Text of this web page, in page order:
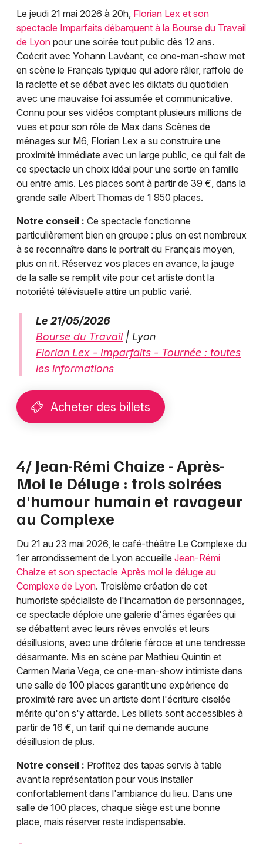
Le jeudi 21 mai 2026 à 20h, Florian Lex et son
spectacle Imparfaits débarquent à la Bourse du Travail
de Lyon pour une soirée tout public dès 12 ans.
Coécrit avec Yohann Lavéant, ce one-man-show met
en scène le Français typique qui adore râler, raffole de
la raclette et se débat avec les diktats du quotidien
avec une mauvaise foi assumée et communicative.
Connu pour ses vidéos comptant plusieurs millions de
vues et pour son rôle de Max dans Scènes de
ménages sur M6, Florian Lex a su construire une
proximité immédiate avec un large public, ce qui fait de
ce spectacle un choix idéal pour une sortie en famille
ou entre amis. Les places sont à partir de 39 €, dans la
grande salle Albert Thomas de 1 950 places.
Notre conseil : Ce spectacle fonctionne
particulièrement bien en groupe : plus on est nombreux
à se reconnaître dans le portrait du Français moyen,
plus on rit. Réservez vos places en avance, la jauge
de la salle se remplit vite pour cet artiste dont la
notoriété télévisuelle attire un public varié.
Le 21/05/2026
Bourse du Travail| Lyon
Florian Lex - Imparfaits - Tournée : toutes
les informations
Acheter des billets
4/ Jean-Rémi Chaize - Après-
Moi le Déluge : trois soirées
d'humour humain et ravageur
au Complexe
Du 21 au 23 mai 2026, le café-théâtre Le Complexe du
1er arrondissement de Lyon accueille Jean-Rémi
Chaize et son spectacle Après moi le déluge au
Complexe de Lyon. Troisième création de cet
humoriste spécialiste de l'incarnation de personnages,
ce spectacle déploie une galerie d'âmes égarées qui
se débattent avec leurs rêves envolés et leurs
désillusions, avec une drôlerie féroce et une tendresse
désarmante. Mis en scène par Mathieu Quintin et
Carmen Maria Vega, ce one-man-show intimiste dans
une salle de 100 places garantit une expérience de
proximité rare avec un artiste dont l'écriture ciselée
mérite qu'on s'y attarde. Les billets sont accessibles à
partir de 16 €, un tarif qui ne demande aucune
désillusion de plus.
Notre conseil : Profitez des tapas servis à table
avant la représentation pour vous installer
confortablement dans l'ambiance du lieu. Dans une
salle de 100 places, chaque siège est une bonne
place, mais réserver reste indispensable.